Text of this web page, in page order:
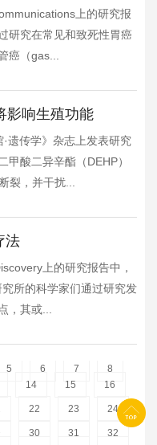
上的研究报
研究在常见和致死性胃癌
癌（gas...
影响生殖功能
遗传学》杂志上发表研究
酸二异辛酯（DEHP）
裂，并干扰...
法
上的研究报告中，
所的科学家们通过研究发
，其或...
5 6 7
8
14 15 16
22 23 24
30 31
32